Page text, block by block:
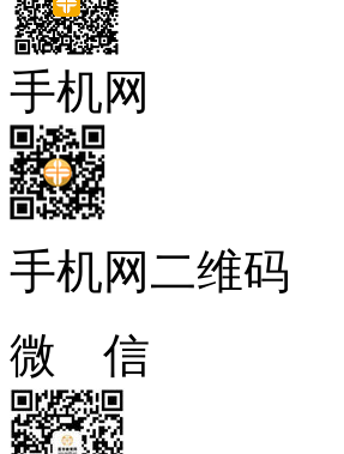
手机网
手机网二维码
微 信